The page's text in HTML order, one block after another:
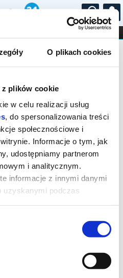
O plikach cookies
plików cookie
w celu realizacji usług
, do spersonalizowania treści
społecznościowe i
Informacje o tym, jak
udostępniamy partnerom
i analitycznym.
informacje z innymi danymi
uzyskanymi podczas
...
STAND-UP
zakończona,
biletów w kasie.